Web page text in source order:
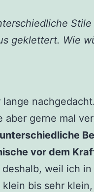
geklettert. Wie
gerne mal
vor dem
weil ich
bis sehr